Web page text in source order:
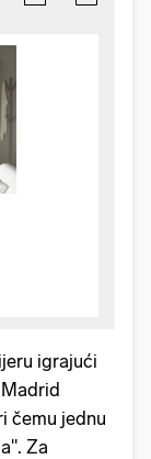
igrajući
Madrid
čemu jednu
Za